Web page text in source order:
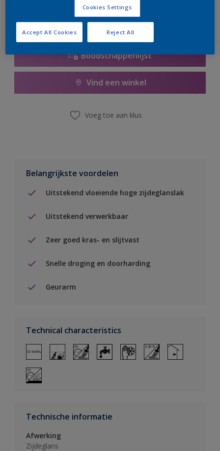
Boodschappenlijst
Vind een winkel
Voeg toe aan klus
Belangrijkste voordelen
Uitstekend vloeiende hoge zijdeglanslak
Uitstekend verwerkbaar
Zeer goed kras- en slijtvast
Snelle droging en doorharding
Geurarm
Technical characteristics
Technische informatie
Afwerking
Zijdeglans
Cookies Settings
Reject All
Accept All Cookies